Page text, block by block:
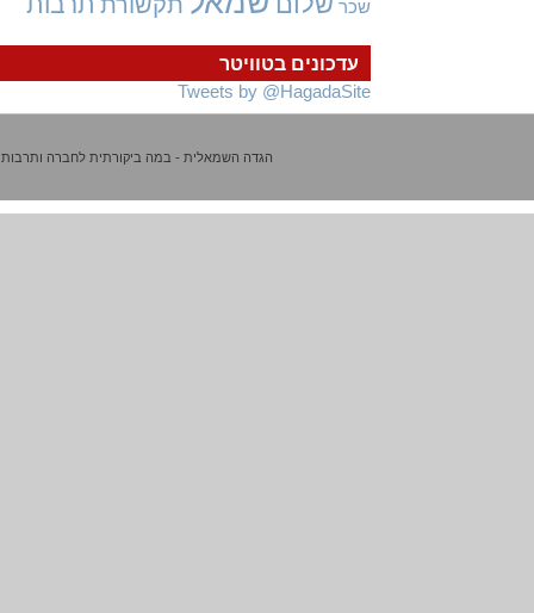
עדכונים בטוויטר
Tweets by @HagadaSite
שכר
הגדה השמאלית - במה ביקורתית לחברה ותרבות